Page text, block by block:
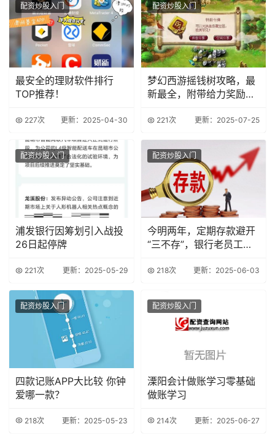
配资炒股入门
最安全的理财软件排行
TOP推荐！
227次 更新：2025-04-30
配资炒股入门
梦幻西游摇钱树攻略，最
新最全，附带给力奖励图
221次 更新：2025-07-25
配资炒股入门
浦发银行因筹划引入战投
26日起停牌
221次 更新：2025-05-29
配资炒股入门
今明两年，定期存款避开
“三不存”，银行老员工善
218次 更新：2025-06-03
配资炒股入门
四款记账APP大比较 你钟
爱哪一款？
218次 更新：2025-05-23
配资炒股入门
溧阳会计做账学习零基础
做账学习
214次 更新：2025-06-27